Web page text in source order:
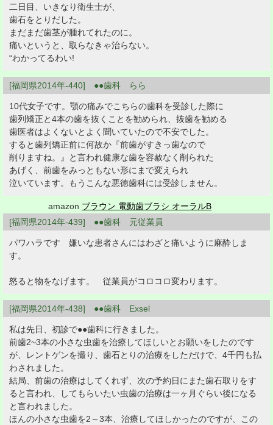
二日目、いきなり衛生士が、
歯石をとりだした。
まだまだ歯茎が腫れてれたのに。
痛いというと、取らなきゃ治らない。
“わかってるわい!
[福岡県2014年-440] ●●歯科 らら
10代女子です。顎の痛みでこちらの歯科を受診した際に
歯列矯正と4本の歯を抜くことを勧められ、抜歯を勧める
歯医者はよくないとよく聞いていたので不安でした。
すると歯列矯正前に何故か『前歯がすきっ歯なので
削りますね。』と言われ健康な歯を容赦なく削られた
あげく、前歯をみっともない形にまで変えられ
泣いています。もうこんな悪徳歯科には受診しません。
amazon ブラウン 電動歯ブラシ オーラルB
[福岡県2014年-439] ●●歯科 元従業員
パワハラです 嫌いな患者さんにはわざと痛いように麻酔しま
す。
怒ると物をなげます。 従業員がコロコロ変わります。
[福岡県2014年-438] ●●歯科 Exsel
私は先日、初診で●●歯科に行きました。
前歯2~3本の小さな虫歯を治療してほしいとお願いをしたのです
が、レントゲンを撮り、歯石とりの治療をしただけで、4千円も払
わされました。
結局、前歯の治療はしてくれず、次の予約日にまた歯石取りをす
ると言われ、してもらいたい虫歯の治療は一ヶ月ぐらい後になる
と言われました。
ほんの小さな虫歯を2～3本、治療してほしかったのですが、この